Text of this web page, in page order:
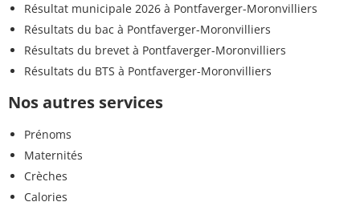
Résultat municipale 2026 à Pontfaverger-Moronvilliers
Résultats du bac à Pontfaverger-Moronvilliers
Résultats du brevet à Pontfaverger-Moronvilliers
Résultats du BTS à Pontfaverger-Moronvilliers
Nos autres services
Prénoms
Maternités
Crèches
Calories